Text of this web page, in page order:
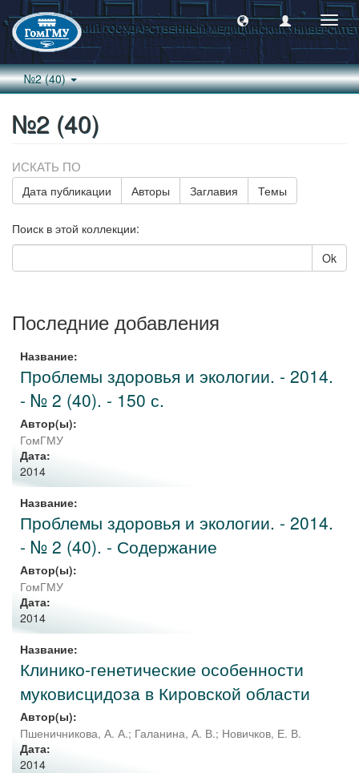
№2 (40)
№2 (40)
ИСКАТЬ ПО
Дата публикации Авторы Заглавия Темы
Поиск в этой коллекции:
Ok
Последние добавления
Название:
Проблемы здоровья и экологии. - 2014.
- № 2 (40). - 150 с.
Автор(ы):
ГомГМУ
Дата:
2014
Название:
Проблемы здоровья и экологии. - 2014.
- № 2 (40). - Содержание
Автор(ы):
ГомГМУ
Дата:
2014
Название:
Клинико-генетические особенности
муковисцидоза в Кировской области
Автор(ы):
Пшеничникова, А. А.; Галанина, А. В.; Новичков, Е. В.
Дата:
2014